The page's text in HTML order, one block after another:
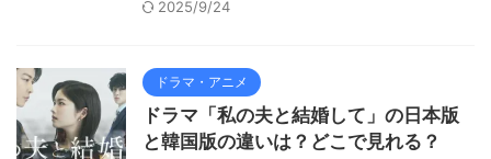
2025/9/24
ドラマ・アニメ
ドラマ「私の夫と結婚して」の日本版
と韓国版の違いは？どこで見れる？